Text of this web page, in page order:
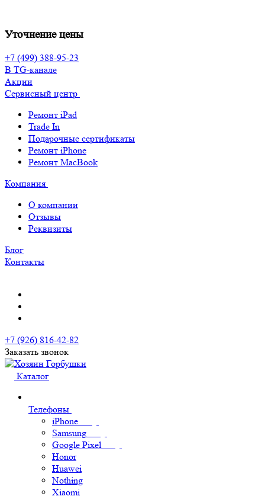
Уточнение цены
+7 (499) 388-95-23
В TG-канале
Акции
Сервисный центр
Ремонт iPad
Trade In
Подарочные сертификаты
Ремонт iPhone
Ремонт MacBook
Компания
О компании
Отзывы
Реквизиты
Блог
Контакты
+7 (926) 816-42-82
Заказать звонок
Каталог
Телефоны
iPhone
Samsung
Google Pixel
Honor
Huawei
Nothing
Xiaomi